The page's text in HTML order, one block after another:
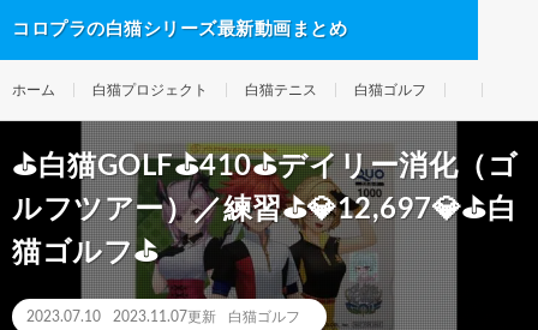
コロプラの白猫シリーズ最新動画まとめ
ホーム 白猫プロジェクト 白猫テニス 白猫ゴルフ
⛳白猫GOLF⛳410⛳デイリー消化（ゴ
ルフツアー）／練習⛳💎12,697💎⛳白
猫ゴルフ⛳
2023.07.10 2023.11.07更新 白猫ゴルフ